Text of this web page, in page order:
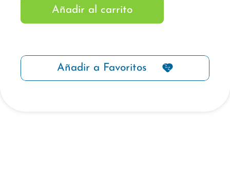
Añadir al carrito
Añadir a Favoritos